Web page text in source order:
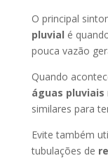
O principal
pluvial é
pouca vazão
Quando
águas pluviais
similares para
Evite também
tubulações de